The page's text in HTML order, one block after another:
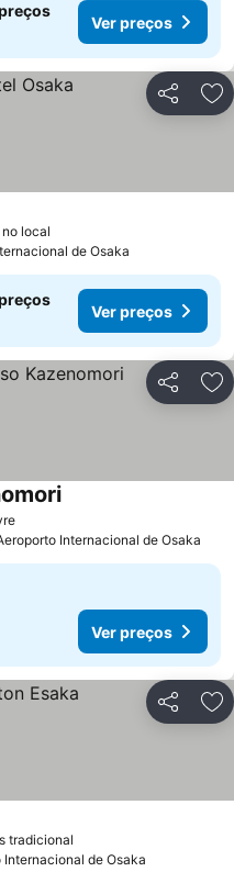
Ver preços
Partilhar
local
de Osaka
Ver preços
Partilhar
Ver preços
Ver preços
Internacional de Osaka
Ver preços
Partilhar
tradicional
de Osaka